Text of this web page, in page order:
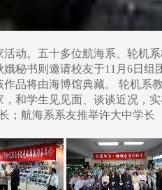
动。五十多位航海系、轮机
秘书则邀请校友于11月6日
品将由海博馆典藏。 轮机系
和学生见见面、谈谈近况，
；航海系系友推举许大中学